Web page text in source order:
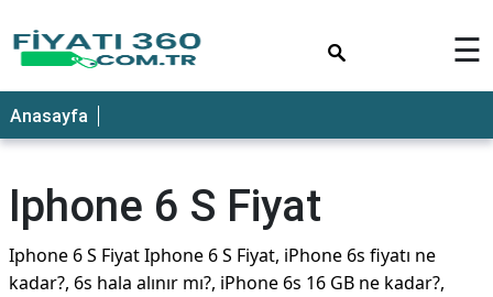
☰
Anasayfa
Iphone 6 S Fiyat
Iphone 6 S Fiyat Iphone 6 S Fiyat, iPhone 6s fiyatı ne
kadar?, 6s hala alınır mı?, iPhone 6s 16 GB ne kadar?,